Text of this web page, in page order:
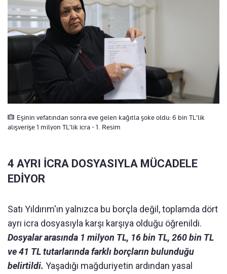
Eşinin vefatından sonra eve gelen kağıtla şoke oldu: 6 bin TL'lik
alışverişe 1 milyon TL'lik icra - 1. Resim
4 AYRI İCRA DOSYASIYLA MÜCADELE
EDİYOR
Satı Yıldırım'ın yalnızca bu borçla değil, toplamda dört
ayrı icra dosyasıyla karşı karşıya olduğu öğrenildi.
Dosyalar arasında 1 milyon TL, 16 bin TL, 260 bin TL
ve 41 TL tutarlarında farklı borçların bulunduğu
belirtildi. Yaşadığı mağduriyetin ardından yasal